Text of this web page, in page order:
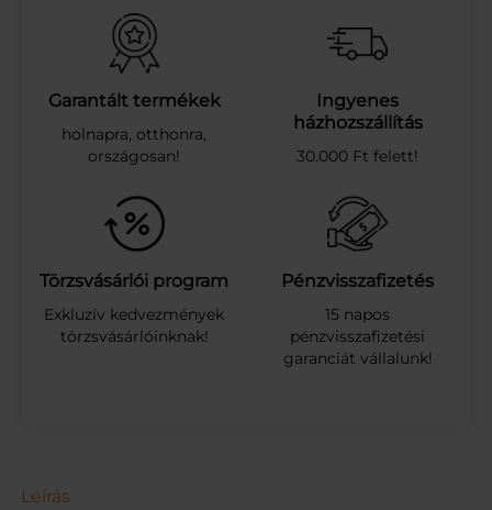
U
S
V
A
A
L
A
-
G
R
Á
N
Á
Garantált termékek
holnapra, otthonra,
országosan!
Ingyenes
házhozszállítás
30.000 Ft felett!
Törzsvásárlói program
Exkluzív kedvezmények
törzsvásárlóinknak!
Pénzvisszafizetés
15 napos
pénzvisszafizetési
garanciát vállalunk!
Leírás